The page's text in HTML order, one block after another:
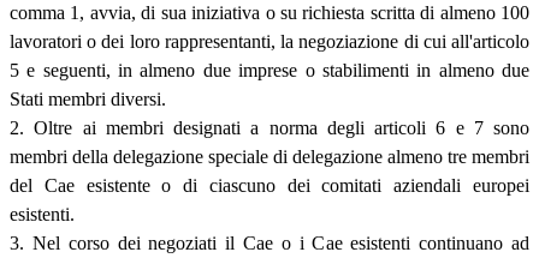
comma 1, avvia, di sua iniziativa o su richiesta scritta di almeno 100
lavoratori o dei loro rappresentanti, la negoziazione di cui all'articolo
5 e seguenti, in almeno due imprese o stabilimenti in almeno due
Stati membri diversi.
2. Oltre ai membri designati a norma degli articoli 6 e 7 sono
membri della delegazione speciale di delegazione almeno tre membri
del Cae esistente o di ciascuno dei comitati aziendali europei
esistenti.
3. Nel corso dei negoziati il Cae o i Cae esistenti continuano ad